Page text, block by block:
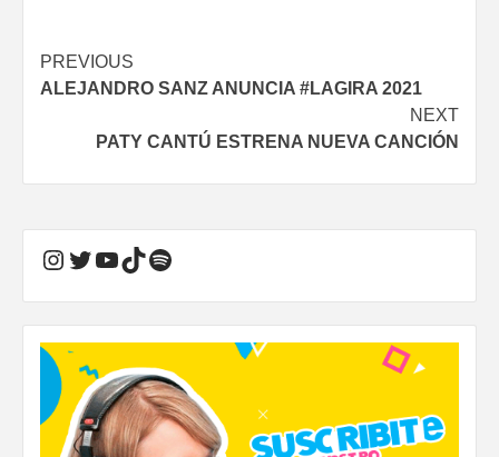
Continue
Reading
PREVIOUS
ALEJANDRO SANZ ANUNCIA #LAGIRA 2021
NEXT
PATY CANTÚ ESTRENA NUEVA CANCIÓN
Instagram
Twitter
YouTube
TikTokSpotify